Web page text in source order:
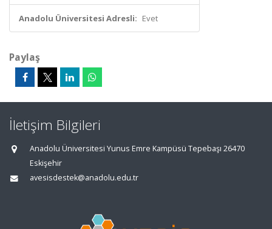
Anadolu Üniversitesi Adresli: Evet
Paylaş
İletişim Bilgileri
Anadolu Üniversitesi Yunus Emre Kampüsü Tepebaşı 26470
Eskişehir
avesisdestek@anadolu.edu.tr